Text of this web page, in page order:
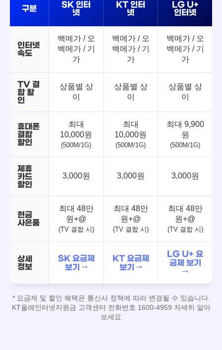
구분
SK 인터
넷
KT 인터
넷
LG U+
인터넷
인터넷
속도
백메가 / 오
백메가 / 기
가
백메가 / 오
백메가 / 기
가
백메가 / 오
백메가 / 기
가
TV 결
합 할
인
상품별 상
이
상품별 상
이
상품별 상
이
휴대폰
결합
할인
최대
10,000원
(500M/1G)
최대
10,000원
(500M/1G)
최대 9,900
원
(500M/1G)
제휴
카드
할인
3,000원 3,000원 3,000원
현금
사은품
최대 48만
원+@
(TV 결합 시)
최대 48만
원+@
(TV 결합 시)
최대 48만
원+@
(TV 결합 시)
상세
정보
SK 요금제
보기 →
KT 요금제
보기 →
LG U+ 요
금제 보기
→
* 요금제 및 할인 혜택은 통신사 정책에 따라 변경될 수 있습니다.
KT올레인터넷지원금 고객센터 전화번호 1600-4959 자세히 알아
보세요